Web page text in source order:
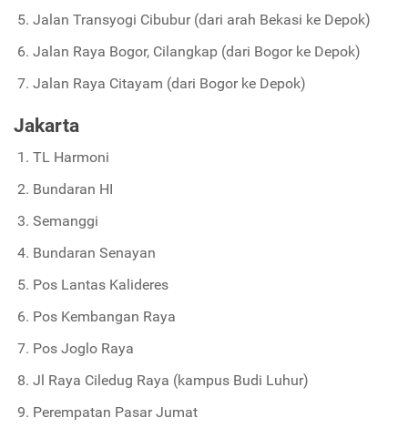
Jalan Transyogi Cibubur (dari arah Bekasi ke Depok)
Jalan Raya Bogor, Cilangkap (dari Bogor ke Depok)
Jalan Raya Citayam (dari Bogor ke Depok)
Jakarta
TL Harmoni
Bundaran HI
Semanggi
Bundaran Senayan
Pos Lantas Kalideres
Pos Kembangan Raya
Pos Joglo Raya
Jl Raya Ciledug Raya (kampus Budi Luhur)
Perempatan Pasar Jumat